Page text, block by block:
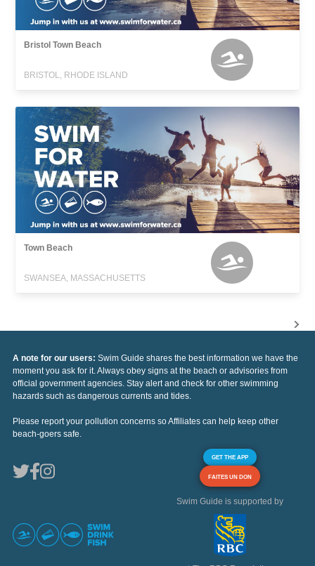
Bristol Town Beach
BRISTOL, RHODE ISLAND
Town Beach
SWANSEA, MASSACHUSETTS
A note for our users: Swim Guide shares the best information we have the
moment you ask for it. Always obey signs at the beach or advisories from
official government agencies. Stay alert and check for other swimming
hazards such as dangerous currents and tides.
Please report your pollution concerns so Affiliates can help keep other
beach-goers safe.
GET THE APP
FAITES UN DON
Swim Guide is supported by